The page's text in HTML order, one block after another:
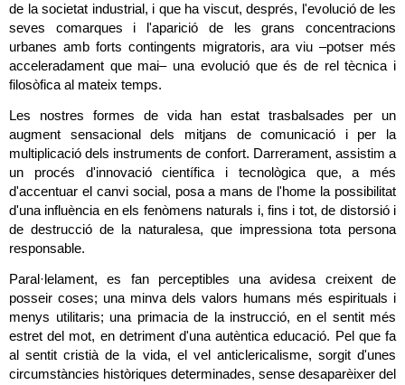
de la societat industrial, i que ha viscut, després, l'evolució de les
seves comarques i l'aparició de les grans concentracions
urbanes amb forts contingents migratoris, ara viu –potser més
acceleradament que mai– una evolució que és de rel tècnica i
filosòfica al mateix temps.
Les nostres formes de vida han estat trasbalsades per un
augment sensacional dels mitjans de comunicació i per la
multiplicació dels instruments de confort. Darrerament, assistim a
un procés d'innovació científica i tecnològica que, a més
d'accentuar el canvi social, posa a mans de l'home la possibilitat
d'una influència en els fenòmens naturals i, fins i tot, de distorsió i
de destrucció de la naturalesa, que impressiona tota persona
responsable.
Paral·lelament, es fan perceptibles una avidesa creixent de
posseir coses; una minva dels valors humans més espirituals i
menys utilitaris; una primacia de la instrucció, en el sentit més
estret del mot, en detriment d'una autèntica educació. Pel que fa
al sentit cristià de la vida, el vel anticlericalisme, sorgit d'unes
circumstàncies històriques determinades, sense desaparèixer del